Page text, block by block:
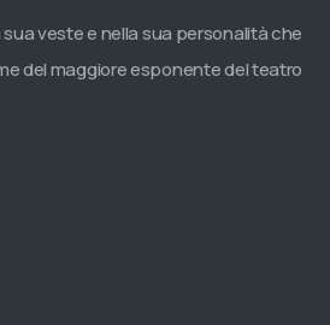
veste e nella sua personalità che
del maggiore esponente del teatro